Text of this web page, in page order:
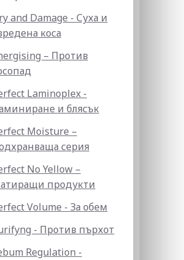
and Damage - Суха и
коса
– Против
Laminoplex -
и блясък
Moisture –
серия
No Yellow –
продукти
Volume - За обем
- Против пърхот
Regulation -